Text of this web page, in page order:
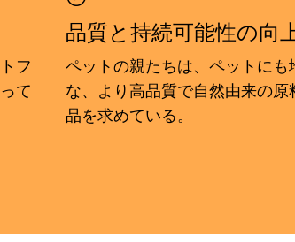
フ
て
品質と持続可能性の向
ペットの親たちは、ペットにも
な、より高品質で自然由来の原
品を求めている。